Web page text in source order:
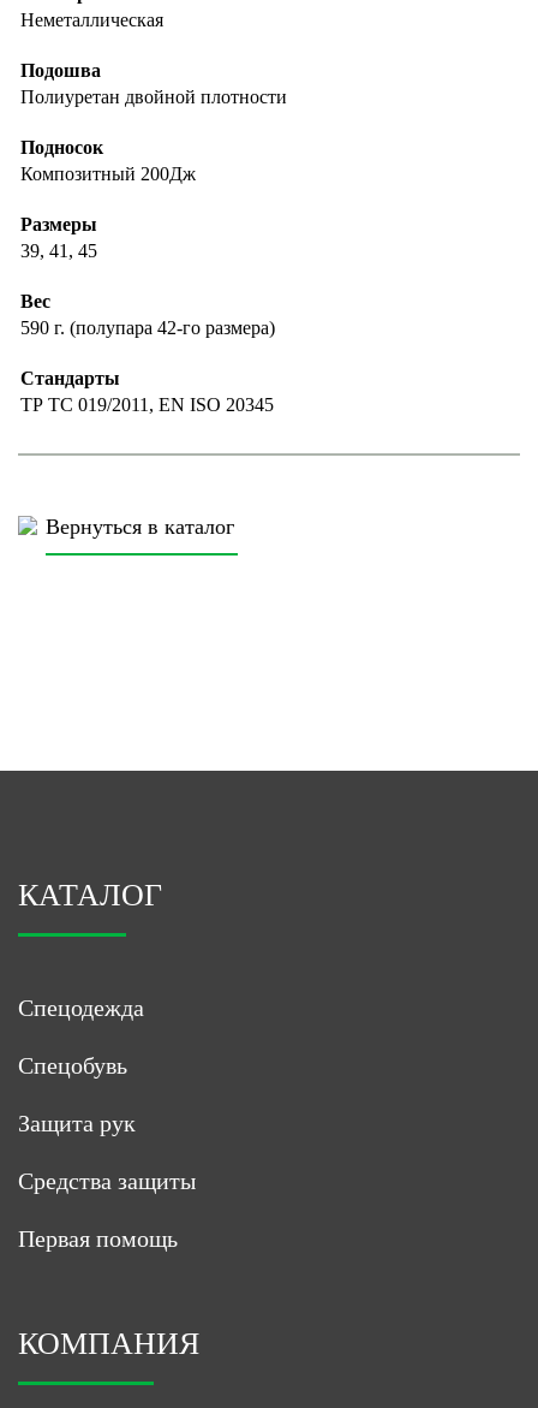
Неметаллическая
Подошва
Полиуретан двойной плотности
Подносок
Композитный 200Дж
Размеры
39, 41, 45
Вес
590 г. (полупара 42-го размера)
Стандарты
ТР ТС 019/2011, EN ISO 20345
Вернуться в каталог
КАТАЛОГ
Спецодежда
Спецобувь
Защита рук
Средства защиты
Первая помощь
КОМПАНИЯ